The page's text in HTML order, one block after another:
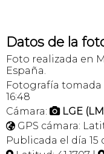
Datos de la
Foto realizada en
España.
Fotografía tomada
16:48
Cámara:  LGE
 GPS cámara:
Publicada el día 15